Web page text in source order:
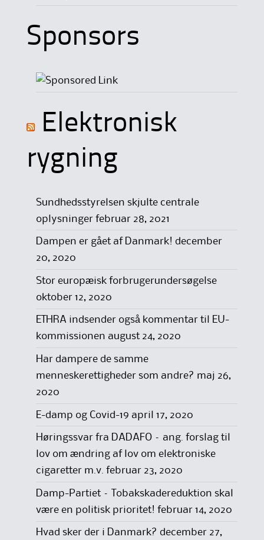
Sponsors
Elektronisk
rygning
Sundhedsstyrelsen skjulte centrale
oplysninger februar 28, 2021
Dampen er gået af Danmark! december
20, 2020
Stor europæisk forbrugerundersøgelse
oktober 12, 2020
ETHRA indsender også kommentar til EU-
kommissionen august 24, 2020
Har dampere de samme
menneskerettigheder som andre? maj 26,
2020
E-damp og Covid-19 april 17, 2020
Høringssvar fra DADAFO – ang. forslag til
lov om ændring af lov om elektroniske
cigaretter m.v. februar 23, 2020
Damp-Partiet – Tobakskadereduktion skal
være en politisk prioritet! februar 14, 2020
Hvad sker der i Danmark? december 27,